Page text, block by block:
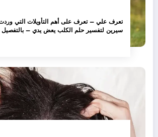
تعرف علي – تعرف على أهم التأويلات التي
سيرين لتفسير حلم الكلب يعض يدي – بالتفصيل